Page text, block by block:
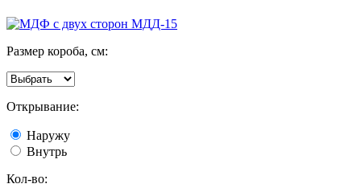
Размер короба, см:
Открывание:
Наружу
Внутрь
Кол-во: